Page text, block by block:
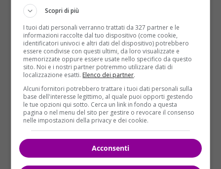
“Pinocchio Reborn” di Matteo Cirillo
“Dream Car Wash” di Edoardo Brighenti
Queste opere si sono distinte per originalità e
Scopri di più
I tuoi dati personali verranno trattati da 327 partner e le
informazioni raccolte dal tuo dispositivo (come cookie,
identificatori univoci e altri dati del dispositivo) potrebbero
essere condivise con questi ultimi, da loro visualizzate e
memorizzate oppure essere usate nello specifico da questo
sito. Noi e i nostri partner potremmo utilizzare dati di
localizzazione esatti. Elenco dei partner.
Alcuni fornitori potrebbero trattare i tuoi dati personali sulla
base dell'interesse legittimo, al quale puoi opporti gestendo
le tue opzioni qui sotto. Cerca un link in fondo a questa
pagina o nel menu del sito per gestire o revocare il consenso
nelle impostazioni della privacy e dei cookie.
Acconsenti